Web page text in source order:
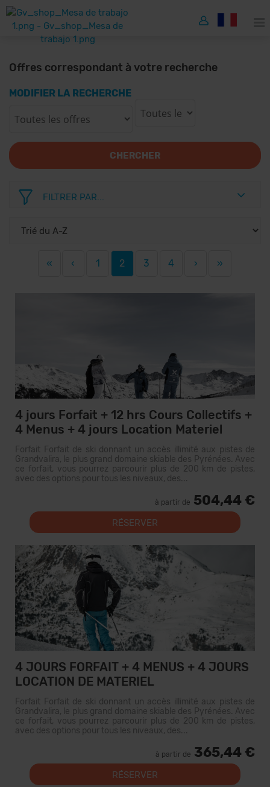
Offres correspondant à votre recherche
MODIFIER LA RECHERCHE
CHERCHER
FILTRER PAR...
« ‹ 1 2 3 4 › »
4 jours Forfait + 12 hrs Cours Collectifs +
4 Menus + 4 jours Location Materiel
Forfait Forfait de ski donnant un accès illimité aux pistes de
Grandvalira, le plus grand domaine skiable des Pyrénées. Avec
ce forfait, vous pourrez parcourir plus de 200 km de pistes,
avec des options pour tous les niveaux, des...
à partir de 504,44 €
RÉSERVER
4 JOURS FORFAIT + 4 MENUS + 4 JOURS
LOCATION DE MATERIEL
Forfait Forfait de ski donnant un accès illimité aux pistes de
Grandvalira, le plus grand domaine skiable des Pyrénées. Avec
ce forfait, vous pourrez parcourir plus de 200 km de pistes,
avec des options pour tous les niveaux, des...
à partir de 365,44 €
RÉSERVER